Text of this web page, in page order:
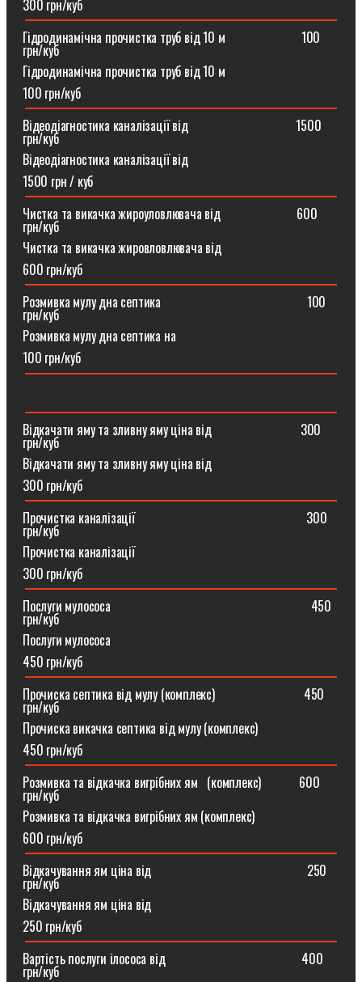
300 грн/куб
Гідродинамічна прочистка труб від 10 м⠀⠀⠀⠀⠀⠀⠀⠀100
грн/куб
Гідродинамічна прочистка труб від 10 м
100 грн/куб
Відеодіагностика каналізації від ⠀⠀⠀⠀⠀⠀⠀⠀⠀⠀⠀1500
грн/куб
Відеодіагностика каналізації від
1500 грн / куб
Чистка та викачка жироуловлювача від⠀⠀⠀⠀⠀⠀⠀⠀600
грн/куб
Чистка та викачка жировловлювача від
600 грн/куб
Розмивка мулу дна септика ⠀⠀⠀⠀⠀⠀⠀⠀⠀⠀⠀⠀⠀⠀⠀100
грн/куб
Розмивка мулу дна септика на
100 грн/куб
Відкачати яму та зливну яму ціна від ⠀⠀⠀⠀⠀⠀⠀⠀⠀300
грн/куб
Відкачати яму та зливну яму ціна від
300 грн/куб
Прочистка каналізації⠀⠀⠀⠀⠀⠀⠀⠀⠀⠀⠀⠀⠀⠀⠀⠀⠀⠀300
грн/куб
Прочистка каналізації
300 грн/куб
Послуги мулососа⠀⠀⠀⠀⠀⠀⠀⠀⠀⠀⠀⠀⠀⠀⠀⠀⠀⠀⠀⠀⠀450
грн/куб
Послуги мулососа
450 грн/куб
Прочиска септика від мулу (комплекс) ⠀⠀⠀⠀⠀⠀⠀⠀⠀450
грн/куб
Прочиска викачка септика від мулу (комплекс)
450 грн/куб
Розмивка та відкачка вигрібних ям⠀(комплекс)⠀⠀⠀⠀600
грн/куб
Розмивка та відкачка вигрібних ям (комплекс)⠀
600 грн/куб
Відкачування ям ціна від ⠀⠀⠀⠀⠀⠀⠀⠀⠀⠀⠀⠀⠀⠀⠀⠀250
грн/куб
Відкачування ям ціна від
250 грн/куб
Вартість послуги ілососа від ⠀⠀⠀⠀⠀⠀⠀⠀⠀⠀⠀⠀⠀⠀400
грн/куб